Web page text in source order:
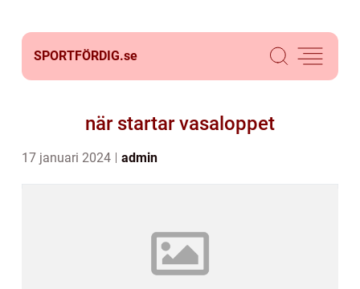
SPORTFÖRDIG.se
när startar vasaloppet
17 januari 2024 admin